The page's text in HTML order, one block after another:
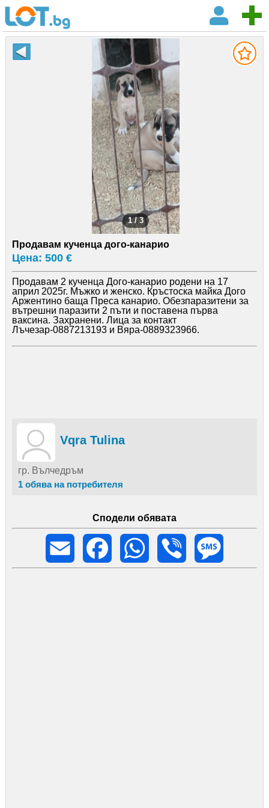
1 / 3
Продавам кученца дого-канарио
Цена: 500 €
Продавам 2 кученца Дого-канарио родени на 17
април 2025г. Мъжко и женско. Кръстоска майка Дого
Аржентино баща Преса канарио. Обезпаразитени за
вътрешни паразити 2 пъти и поставена първа
ваксина. Захранени. Лица за контакт
Лъчезар-0887213193 и Вяра-0889323966.
Vqra Tulina
гр. Вълчедръм
1 обява на потребителя
Сподели обявата
Email
Facebook WhatsApp Viber